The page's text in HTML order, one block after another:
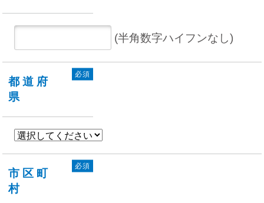
(半角数字ハイフンなし)
都道府
県
必須
市区町
村
必須